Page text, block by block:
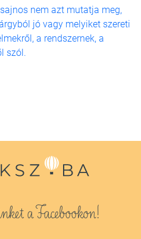
nem azt mutatja meg,
jó vagy melyiket szereti
a rendszernek, a
szól.
a Facebookon!